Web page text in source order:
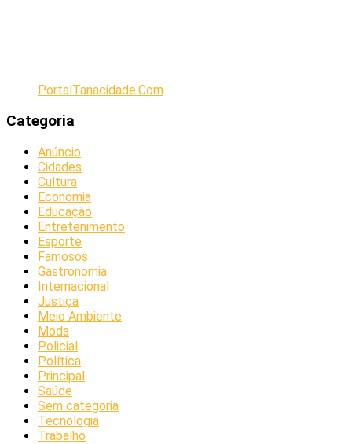
PortalTanacidade.Com
Categoria
Anúncio
Cidades
Cultura
Economia
Educação
Entretenimento
Esporte
Famosos
Gastronomia
Internacional
Justiça
Meio Ambiente
Moda
Policial
Política
Principal
Saúde
Sem categoria
Tecnologia
Trabalho